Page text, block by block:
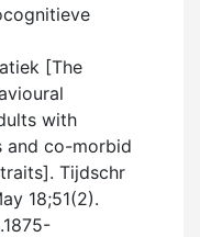
[The
with
and co-morbid
Tijdschr
18;51(2).